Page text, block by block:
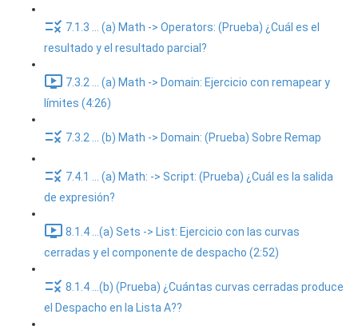
7.1.3 ... (a) Math -> Operators: (Prueba) ¿Cuál es el
resultado y el resultado parcial?
7.3.2 ... (a) Math -> Domain: Ejercicio con remapear y
límites (4:26)
7.3.2 ... (b) Math -> Domain: (Prueba) Sobre Remap
7.4.1 ... (a) Math: -> Script: (Prueba) ¿Cuál es la salida
de expresión?
8.1.4 ...(a) Sets -> List: Ejercicio con las curvas
cerradas y el componente de despacho (2:52)
8.1.4 ...(b) (Prueba) ¿Cuántas curvas cerradas produce
el Despacho en la Lista A??